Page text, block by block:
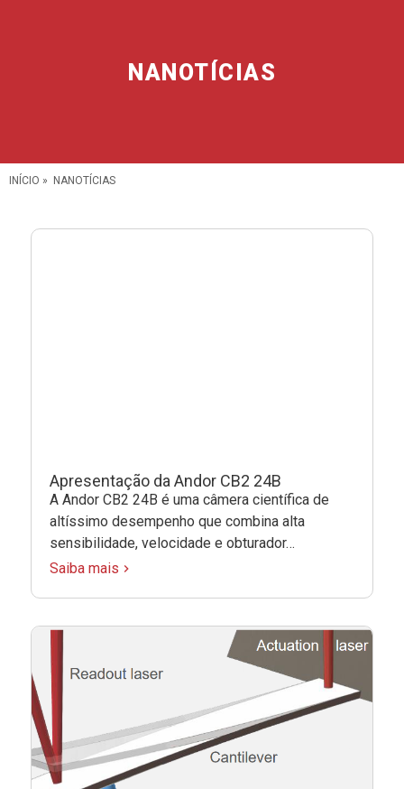
NANOTÍCIAS
INÍCIO » NANOTÍCIAS
Apresentação da Andor CB2 24B
A Andor CB2 24B é uma câmera científica de
altíssimo desempenho que combina alta
sensibilidade, velocidade e obturador…
Saiba mais